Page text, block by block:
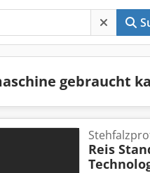
gebraucht
Reis